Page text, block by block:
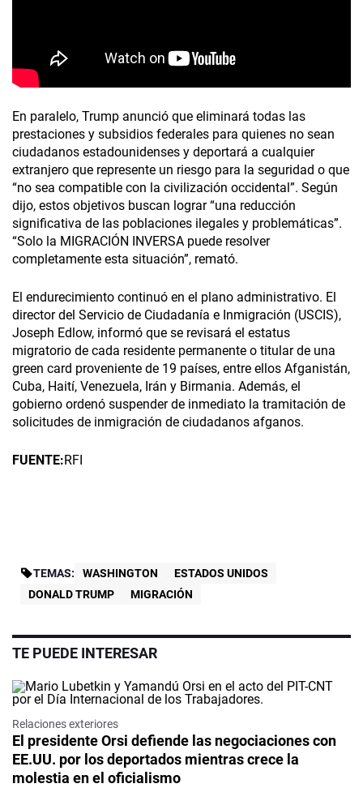
En paralelo, Trump anunció que eliminará todas las
prestaciones y subsidios federales para quienes no sean
ciudadanos estadounidenses y deportará a cualquier
extranjero que represente un riesgo para la seguridad o que
“no sea compatible con la civilización occidental”. Según
dijo, estos objetivos buscan lograr “una reducción
significativa de las poblaciones ilegales y problemáticas”.
“Solo la MIGRACIÓN INVERSA puede resolver
completamente esta situación”, remató.
El endurecimiento continuó en el plano administrativo. El
director del Servicio de Ciudadanía e Inmigración (USCIS),
Joseph Edlow, informó que se revisará el estatus
migratorio de cada residente permanente o titular de una
green card proveniente de 19 países, entre ellos Afganistán,
Cuba, Haití, Venezuela, Irán y Birmania. Además, el
gobierno ordenó suspender de inmediato la tramitación de
solicitudes de inmigración de ciudadanos afganos.
FUENTE:RFI
TEMAS: WASHINGTON
ESTADOS UNIDOS
DONALD TRUMP
MIGRACIÓN
TE PUEDE INTERESAR
Relaciones exteriores
El presidente Orsi defiende las negociaciones con
EE.UU. por los deportados mientras crece la
molestia en el oficialismo